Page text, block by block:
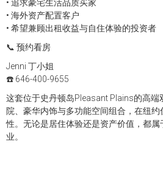
• 追求豪宅生活品质买家
• 海外资产配置客户
• 希望兼顾出租收益与自住体验的投资者
📞 预约看房
Jenni 丁小姐
☎️ 646-400-9655
这套位于史丹顿岛Pleasant Plains的高端
院、豪华内饰与多功能空间组合，在纽
性。无论是居住体验还是资产价值，都
业。